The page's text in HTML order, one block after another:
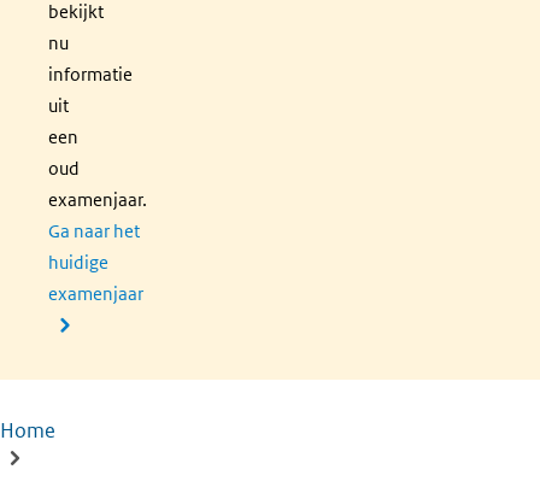
bekijkt
nu
informatie
uit
een
oud
examenjaar.
Ga naar het
huidige
examenjaar
Kruimelpad
Home